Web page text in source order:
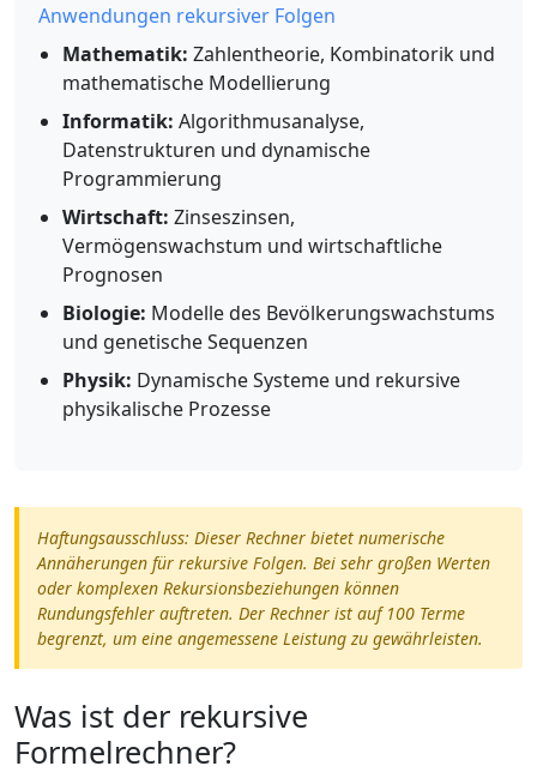
Anwendungen rekursiver Folgen
Mathematik: Zahlentheorie, Kombinatorik und
mathematische Modellierung
Informatik: Algorithmusanalyse,
Datenstrukturen und dynamische
Programmierung
Wirtschaft: Zinseszinsen,
Vermögenswachstum und wirtschaftliche
Prognosen
Biologie: Modelle des Bevölkerungswachstums
und genetische Sequenzen
Physik: Dynamische Systeme und rekursive
physikalische Prozesse
Haftungsausschluss: Dieser Rechner bietet numerische
Annäherungen für rekursive Folgen. Bei sehr großen Werten
oder komplexen Rekursionsbeziehungen können
Rundungsfehler auftreten. Der Rechner ist auf 100 Terme
begrenzt, um eine angemessene Leistung zu gewährleisten.
Was ist der rekursive
Formelrechner?